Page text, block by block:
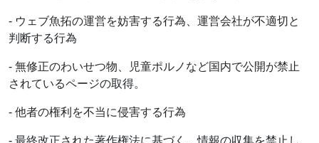
- ウェブ魚拓の運営を妨害する行為、運営会社が不適切と
判断する行為
- 無修正のわいせつ物、児童ポルノなど国内で公開が禁止
されているページの取得。
- 他者の権利を不当に侵害する行為